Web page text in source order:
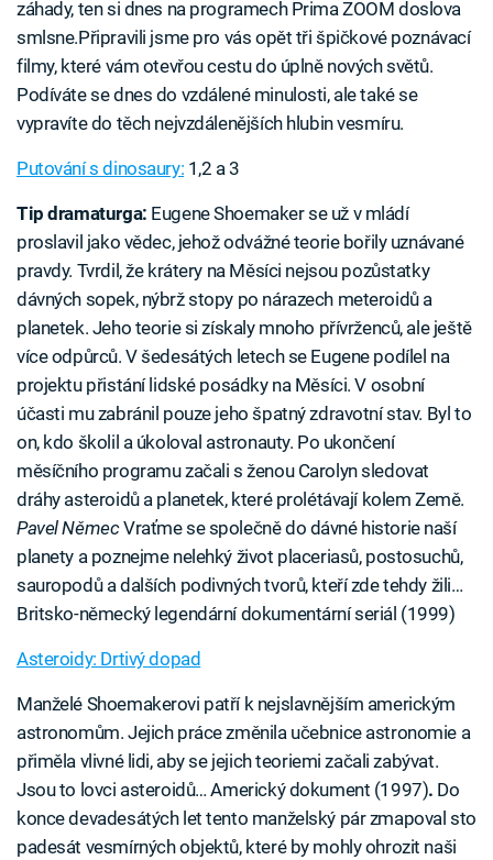
záhady, ten si dnes na programech Prima ZOOM doslova
smlsne.Připravili jsme pro vás opět tři špičkové poznávací
filmy, které vám otevřou cestu do úplně nových světů.
Podíváte se dnes do vzdálené minulosti, ale také se
vypravíte do těch nejvzdálenějších hlubin vesmíru.
Putování s dinosaury: 1,2 a 3
Tip dramaturga: Eugene Shoemaker se už v mládí
proslavil jako vědec, jehož odvážné teorie bořily uznávané
pravdy. Tvrdil, že krátery na Měsíci nejsou pozůstatky
dávných sopek, nýbrž stopy po nárazech meteroidů a
planetek. Jeho teorie si získaly mnoho přívrženců, ale ještě
více odpůrců. V šedesátých letech se Eugene podílel na
projektu přistání lidské posádky na Měsíci. V osobní
účasti mu zabránil pouze jeho špatný zdravotní stav. Byl to
on, kdo školil a úkoloval astronauty. Po ukončení
měsíčního programu začali s ženou Carolyn sledovat
dráhy asteroidů a planetek, které prolétávají kolem Země.
Pavel NěmecVraťme se společně do dávné historie naší
planety a poznejme nelehký život placeriasů, postosuchů,
sauropodů a dalších podivných tvorů, kteří zde tehdy žili…
Britsko-německý legendární dokumentární seriál (1999)
Asteroidy: Drtivý dopad
Manželé Shoemakerovi patří k nejslavnějším americkým
astronomům. Jejich práce změnila učebnice astronomie a
přiměla vlivné lidi, aby se jejich teoriemi začali zabývat.
Jsou to lovci asteroidů… Americký dokument (1997). Do
konce devadesátých let tento manželský pár zmapoval sto
padesát vesmírných objektů, které by mohly ohrozit naši